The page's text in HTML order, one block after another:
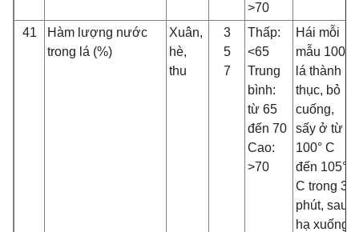
>70
41
Hàm lượng nước
trong lá (%)
Xuân,
hè,
thu
3
5
7
Thấp:
<65
Trung
bình:
từ 65
đến 70
Cao:
>70
Hái mỗi
mẫu 100 g
lá thành
thục, bỏ
cuống,
sấy ở từ
100° C
đến 105°
C trong 30
phút, sau
hạ xuống